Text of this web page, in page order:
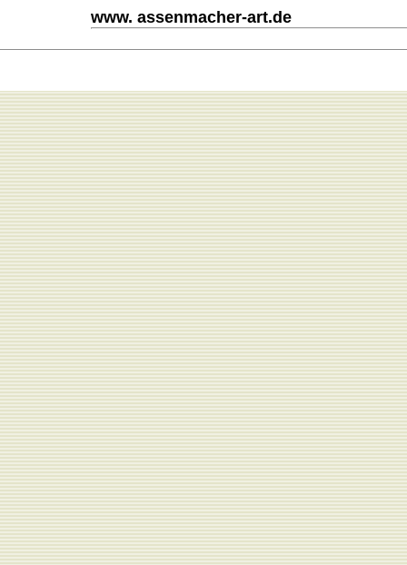
www. assenmacher-art.de